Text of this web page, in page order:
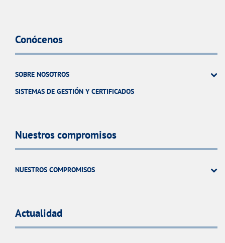
Conócenos
SOBRE NOSOTROS
SISTEMAS DE GESTIÓN Y CERTIFICADOS
Nuestros compromisos
NUESTROS COMPROMISOS
Actualidad